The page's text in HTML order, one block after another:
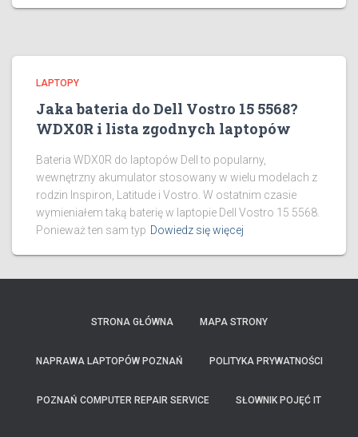
LAPTOPY
Jaka bateria do Dell Vostro 15 5568?
WDX0R i lista zgodnych laptopów
Bateria WDX0R do laptopów Dell to popularny,
wewnętrzny akumulator stosowany w wielu modelach z
rodzin Inspiron, Latitude i Vostro. W ostatnim czasie
wymieniałem taką baterię w laptopie Dell Vostro 15 5568.
Ponieważ ten sam typ Dowiedz się więcej
STRONA GŁÓWNA MAPA STRONY
NAPRAWA LAPTOPÓW POZNAŃ POLITYKA PRYWATNOŚCI
POZNAŃ COMPUTER REPAIR SERVICE SŁOWNIK POJĘĆ IT